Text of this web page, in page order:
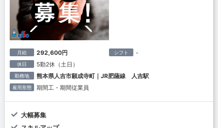
月給 292,600円 シフト -
休日 5勤2休（土日）
勤務地 熊本県人吉市願成寺町｜JR肥薩線 人吉駅
雇用形態 期間工・期間従業員
大幅募集